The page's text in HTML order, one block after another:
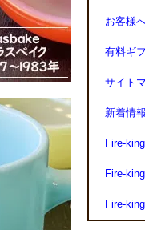
お客様
有料ギ
サイト
新着情報
Fire-
Fire-
Fire-